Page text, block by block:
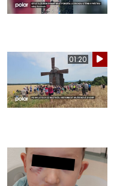
01:20